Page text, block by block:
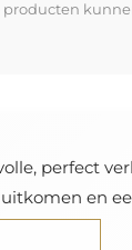
perfect
en